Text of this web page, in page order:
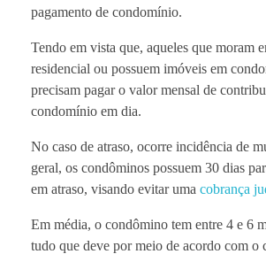
pagamento de condomínio.
Tendo em vista que, aqueles que moram
residencial ou possuem imóveis em
precisam pagar o valor mensal de
condomínio em dia.
No caso de atraso, ocorre incidência de
geral, os condôminos possuem 30 dias
em atraso, visando evitar uma cobrança
Em média, o condômino tem entre 4 e 6
tudo que deve por meio de acordo com o